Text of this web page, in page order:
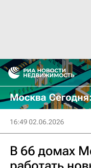
Москва
16:49 02.06.2026
В 66 домах